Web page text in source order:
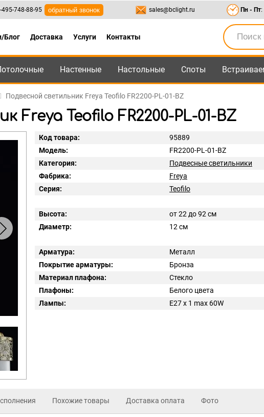
+7-495-748-88-95 ,8-800-550-95-45 sales@bclight.ru
495-748-88-95 обратный звонок sales@bclight.ru Пн - Пт:
Блог Доставка Услуги Контакты
Настенные Настольные Споты
Подвесной светильник Freya Teofilo FR2200-PL-01-BZ
Freya Teofilo FR2200-PL-01-BZ
Код товара:
95889
Модель:
FR2200-PL-01-BZ
Категория:
Подвесные светильники
Фабрика:
Freya
Серия:
Teofilo
Высота:
от 22 до 92 см
Диаметр:
12 см
Арматура:
Металл
Покрытие арматуры:
Бронза
Материал плафона:
Стекло
Плафоны:
Белого цвета
Лампы:
E27 x 1 max 60W
Похожие товары Доставка оплата Фото